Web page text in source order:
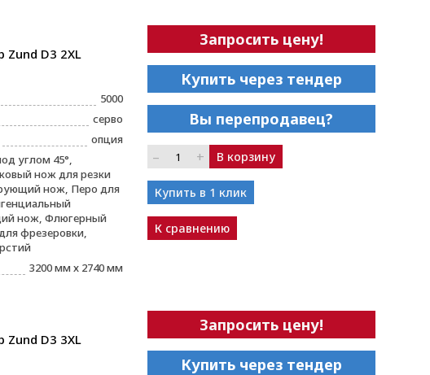
D3 2XL
5000
серво
опция
углом 45°,
нож для резки
нож, Перо для
нож, Флюгерный
фрезеровки,
3200 мм х 2740 мм
Запросить цену!
Купить через тендер
Вы перепродавец?
– + В корзину
Купить в 1 клик
К сравнению
D3 3XL
Запросить цену!
Купить через тендер